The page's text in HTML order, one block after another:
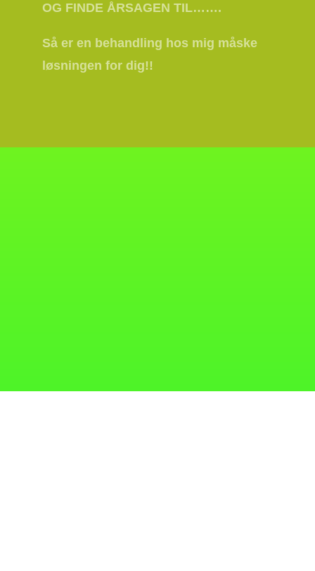
OG FINDE ÅRSAGEN TIL…….
Så er en behandling hos mig måske
løsningen for dig!!